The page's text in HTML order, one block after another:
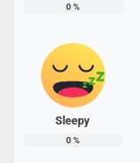
0%
Sleepy
0%